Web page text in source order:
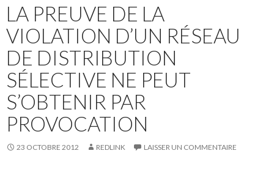
LA PREUVE DE LA
VIOLATION D’UN RÉSEAU
DE DISTRIBUTION
SÉLECTIVE NE PEUT
S’OBTENIR PAR
PROVOCATION
23 OCTOBRE 2012 REDLINK LAISSER UN COMMENTAIRE